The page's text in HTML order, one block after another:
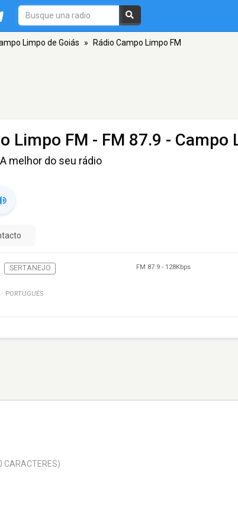
Limpo de Goiás » Rádio Campo Limpo FM
Limpo FM - FM 87.9 - Campo
melhor do seu rádio
SERTANEJO FM 87.9 - 128Kbps
· PORTUGUÉS